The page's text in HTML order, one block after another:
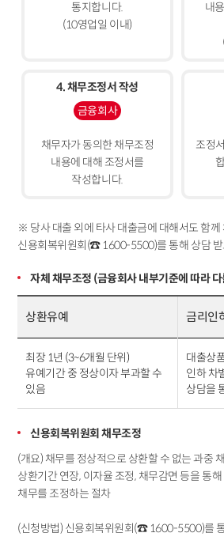
통지합니다.
(10영업일 이내)
내
4. 채무조정서 작성
금융회사
채무자가 동의한 채무조정
내용에 대해 조정서를
작성합니다.
조정
※ 당사 대출 외에 타사 대출금에 대해서도 함
신용회복위원회(☎ 1600-5500)를 통해 상담 받
자체 채무조정 (금융회사 내부기준에 따라
상환유예 금리인
최장 1년 (3~6개월 단위)
유예기간 중 정상이자 부과할 수
있음
대출상
인하 차
상담을
신용회복위원회 채무조정
(개요) 채무를 정상적으로 상환할 수 없는 과중
상환기간 연장, 이자율 조정, 채무감면 등을 통
채무를 조정하는 절차
(신청방법) 신용회복위원회(☎ 1600-5500)를